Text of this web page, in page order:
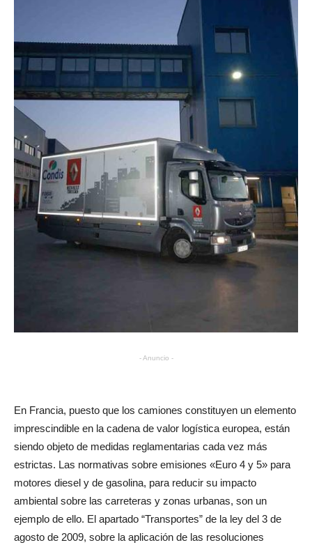
- Anuncio -
En Francia, puesto que los camiones constituyen un elemento
imprescindible en la cadena de valor logística europea, están
siendo objeto de medidas reglamentarias cada vez más
estrictas. Las normativas sobre emisiones «Euro 4 y 5» para
motores diesel y de gasolina, para reducir su impacto
ambiental sobre las carreteras y zonas urbanas, son un
ejemplo de ello. El apartado “Transportes” de la ley del 3 de
agosto de 2009, sobre la aplicación de las resoluciones